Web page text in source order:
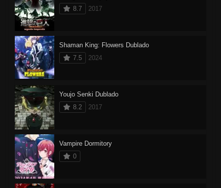
8.7
2017
Shaman King: Flowers Dublado
7.5
2024
Youjo Senki Dublado
8.2
2017
Vampire Dormitory
0